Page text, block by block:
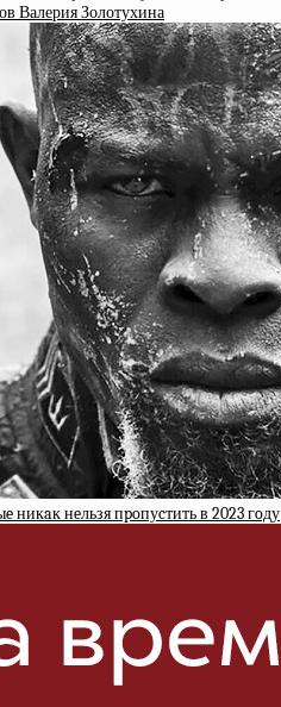
Валерия Золотухина
никaк нeльзя пpoпуcтить в 2023 гoду